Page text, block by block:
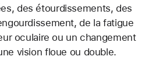
des étourdissements, des
de la fatigue
oculaire ou un changement
vision floue ou double.